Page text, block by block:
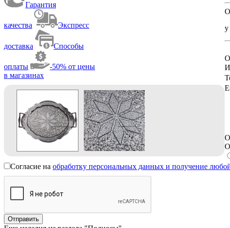
Гарантия
качества Экспресс
доставка Способы
оплаты
-50% от цены
в магазинах
у
Согласие на обработку персональных данных и получение